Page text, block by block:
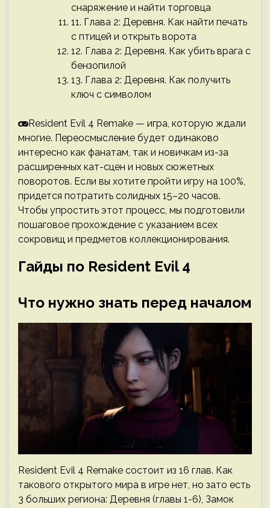
снаряжение и найти торговца
11. Глава 2: Деревня. Как найти печать
с птицей и открыть ворота
12. Глава 2: Деревня. Как убить врага с
бензопилой
13. Глава 2: Деревня. Как получить
ключ с символом
Resident Evil 4 Remake — игра, которую ждали
многие. Переосмысление будет одинаково
интересно как фанатам, так и новичкам из-за
расширенных кат-сцен и новых сюжетных
поворотов. Если вы хотите пройти игру на 100%,
придется потратить солидных 15–20 часов.
Чтобы упростить этот процесс, мы подготовили
пошаговое прохождение с указанием всех
сокровищ и предметов коллекционирования.
Гайды по Resident Evil 4
Что нужно знать перед началом
Resident Evil 4 Remake состоит из 16 глав. Как
такового открытого мира в игре нет, но зато есть
3 больших региона: Деревня (главы 1-6), Замок